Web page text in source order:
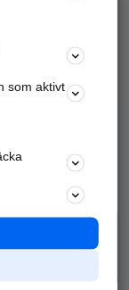
mot
nära dig.
som aktivt